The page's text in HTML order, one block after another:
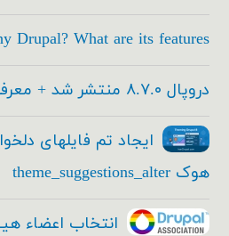
Drupal? What are its features
دروپال ۸.۷.۰ منتشر شد + معرفی امکانات جدید
ایجاد تم فایلهای
هوک theme_suggestions_alter
انتخاب اعضاء